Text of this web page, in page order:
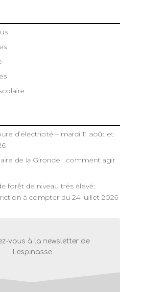
d’électricité – mardi 11 août et
de la Gironde : comment agir
forêt de niveau très élevé:
à compter du 24 juillet 2026
vous à la newsletter de
Lespinasse